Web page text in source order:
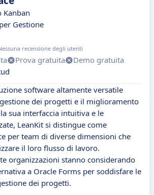
Kanban
Gestione
recensione degli utenti
Prova gratuita
Demo gratuita
software altamente versatile
dei progetti e il miglioramento
sua interfaccia intuitiva e le
LeanKit si distingue come
per team di diverse dimensioni che
il loro flusso di lavoro.
organizzazioni stanno considerando
a Oracle Forms per soddisfare le
dei progetti.